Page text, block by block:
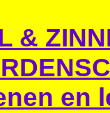
&
en